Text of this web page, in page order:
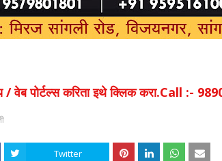
/ वेब पोर्टल्स करिता इथे क्लिक करा.Call :-
Twitter